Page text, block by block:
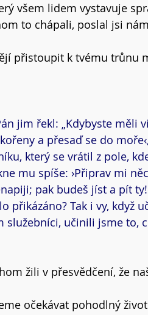
všem lidem vystavuje
to chápali, poslal jsi
přistoupit k tvému trůnu
jim řekl: „Kdybyste měli
a přesaď se do
který se vrátil z pole,
mu spíše: ›Připrav mi
pak budeš jíst a pít ty!
přikázáno? Tak i vy, když
služebníci, učinili jsme to,
žili v přesvědčení, že
očekávat pohodlný